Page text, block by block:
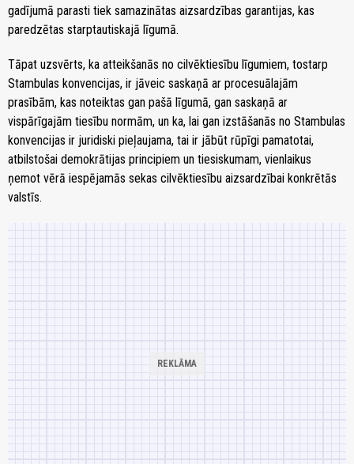
gadījumā parasti tiek samazinātas aizsardzības garantijas, kas
paredzētas starptautiskajā līgumā.
Tāpat uzsvērts, ka atteikšanās no cilvēktiesību līgumiem, tostarp
Stambulas konvencijas, ir jāveic saskaņā ar procesuālajām
prasībām, kas noteiktas gan pašā līgumā, gan saskaņā ar
vispārīgajām tiesību normām, un ka, lai gan izstāšanās no Stambulas
konvencijas ir juridiski pieļaujama, tai ir jābūt rūpīgi pamatotai,
atbilstošai demokrātijas principiem un tiesiskumam, vienlaikus
ņemot vērā iespējamās sekas cilvēktiesību aizsardzībai konkrētās
valstīs.